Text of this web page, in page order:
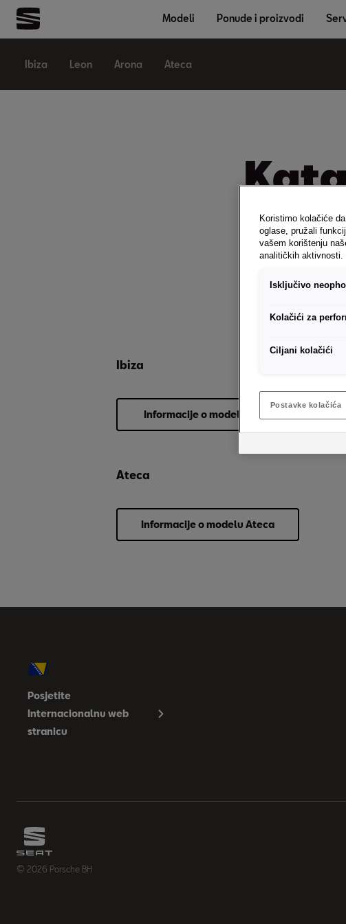
Modeli Ponude i proizvodi
Ibiza Leon Arona Ateca
Ibiza
Informacije o modelu Ibiza
Ateca
Informacije o modelu Ateca
Posjetite
Internacionalnu web
stranicu
© 2026 Porsche BH
Koristimo kolačiće
oglase, pružali
vašem korištenju
analitičkih aktivnosti.
Isključivo
Kolačići za
Ciljani kolačići
Postavke kolačića